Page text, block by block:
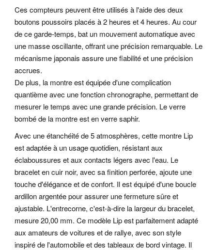
Ces compteurs peuvent être utilisés à l'aide des deux
boutons poussoirs placés à 2 heures et 4 heures. Au cour
de ce garde-temps, bat un mouvement automatique avec
une masse oscillante, offrant une précision remarquable. Le
mécanisme japonais assure une fiabilité et une précision
accrues.
De plus, la montre est équipée d'une complication
quantième avec une fonction chronographe, permettant de
mesurer le temps avec une grande précision. Le verre
bombé de la montre est en verre saphir.
Avec une étanchéité de 5 atmosphères, cette montre Lip
est adaptée à un usage quotidien, résistant aux
éclaboussures et aux contacts légers avec l'eau. Le
bracelet en cuir noir, avec sa finition perforée, ajoute une
touche d'élégance et de confort. Il est équipé d'une boucle
ardillon argentée pour assurer une fermeture sûre et
ajustable. L'entrecorne, c'est-à-dire la largeur du bracelet,
mesure 20,00 mm. Ce modèle Lip est parfaitement adapté
aux amateurs de voitures et de rallye, avec son style
inspiré de l'automobile et des tableaux de bord vintage. Il